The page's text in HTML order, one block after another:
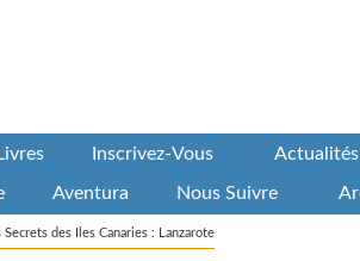
Livres Inscrivez-Vous Actualités
Aventura Nous Suivre
Secrets des Iles Canaries : Lanzarote